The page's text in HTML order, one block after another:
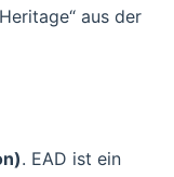
aus der
. EAD ist ein